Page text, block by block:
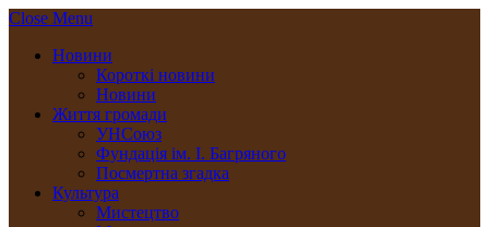
Close Menu
Новини
Короткі новини
Новини
Життя громади
УНСоюз
Фундація ім. І. Багряного
Посмертна згадка
Культура
Мистецтво